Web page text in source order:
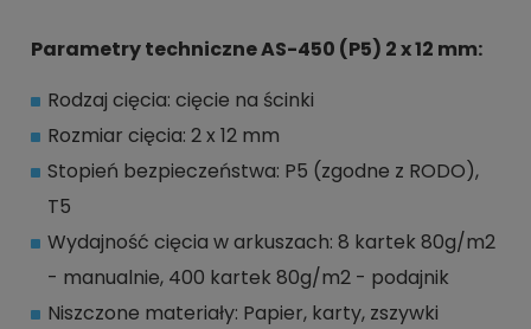
Parametry techniczne AS-450 (P5) 2 x 12 mm:
Rodzaj cięcia: cięcie na ścinki
Rozmiar cięcia: 2 x 12 mm
Stopień bezpieczeństwa: P5 (zgodne z RODO),
T5
Wydajność cięcia w arkuszach: 8 kartek 80g/m2
- manualnie, 400 kartek 80g/m2 - podajnik
Niszczone materiały: Papier, karty, zszywki